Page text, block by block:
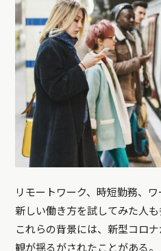
リモートワーク、時短勤務、
新しい働き方を試してみた人も
これらの背景には、新型コロ
観が揺るがされたことがある